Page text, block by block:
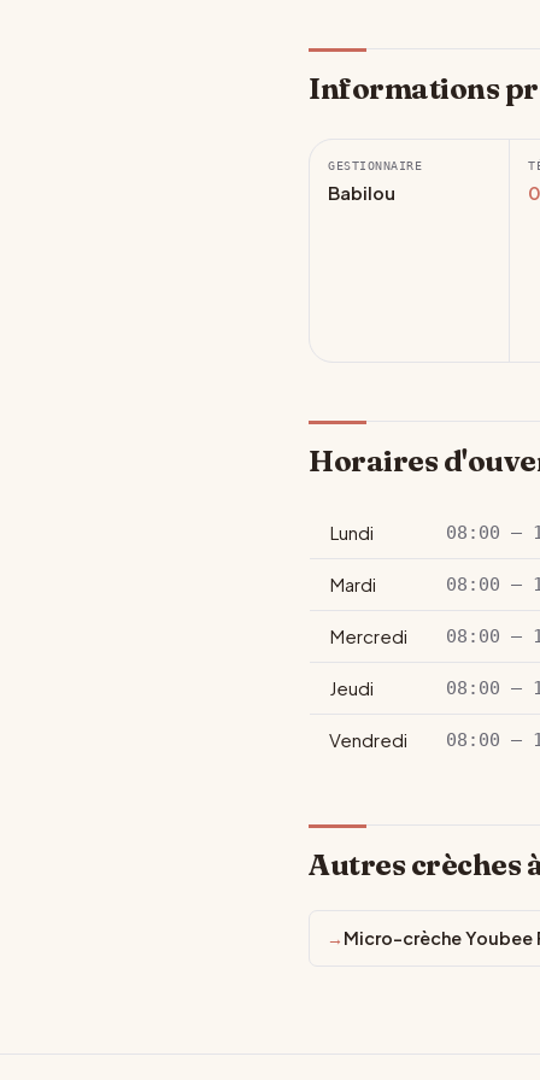
Informations
GESTIONNAIRE
Babilou
Horaires
Lundi 08:00 –
Mardi 08:00 –
Mercredi 08:00 –
Jeudi 08:00 –
Vendredi 08:00 –
Autres crèches
Micro-crèche Youbee